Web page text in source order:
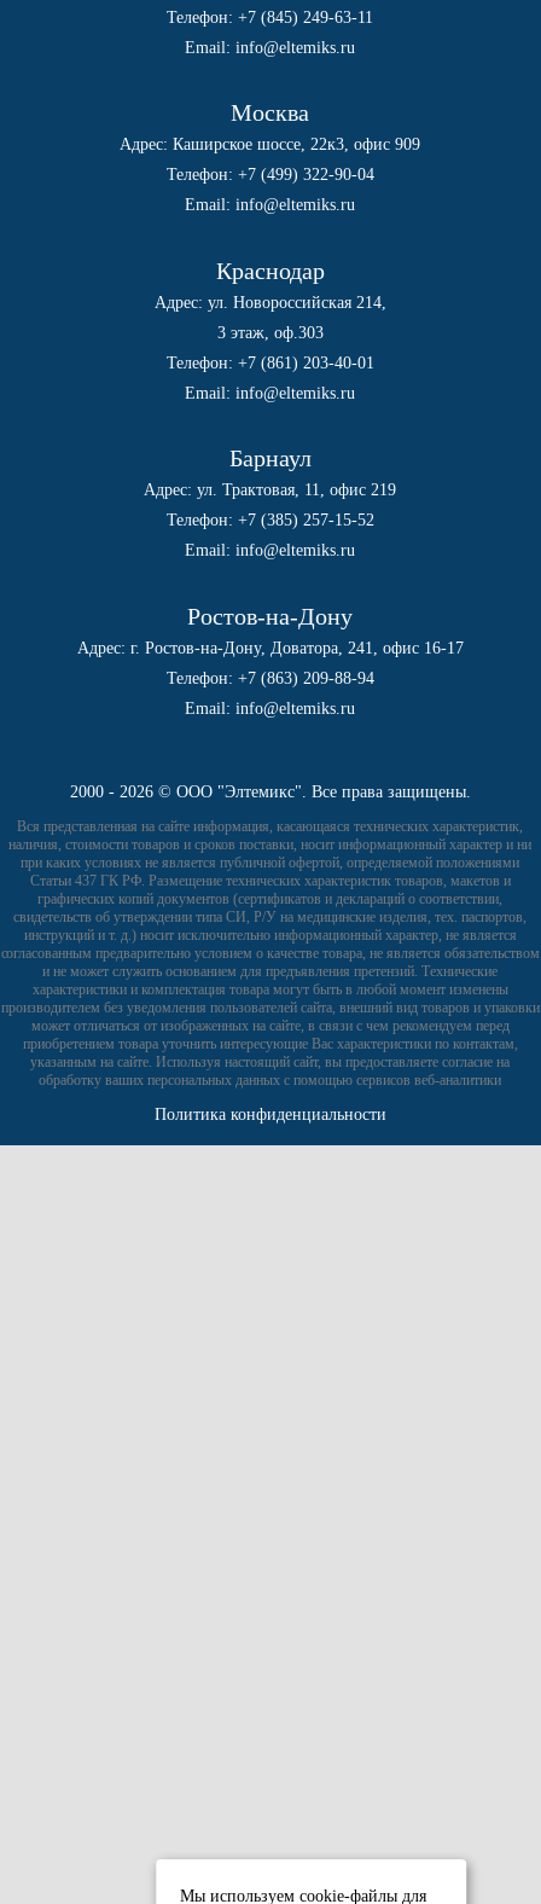
Телефон:+7 (845) 249-63-11
Email:info@eltemiks.ru
Москва
Адрес: Каширское шоссе, 22к3, офис 909
Телефон: +7 (499) 322-90-04
Email:info@eltemiks.ru
Краснодар
Адрес: ул. Новороссийская 214,
3 этаж, оф.303
Телефон: +7 (861) 203-40-01
Email:info@eltemiks.ru
Барнаул
Адрес: ул. Трактовая, 11, офис 219
Телефон: +7 (385) 257-15-52
Email:info@eltemiks.ru
Ростов-на-Дону
Адрес: г. Ростов-на-Дону, Доватора, 241, офис 16-17
Телефон: +7 (863) 209-88-94
Email:info@eltemiks.ru
2000 - 2026 © ООО "Элтемикс". Все права защищены.
Вся представленная на сайте информация, касающаяся технических характеристик,
наличия, стоимости товаров и сроков поставки, носит информационный характер и ни
при каких условиях не является публичной офертой, определяемой положениями
Статьи 437 ГК РФ. Размещение технических характеристик товаров, макетов и
графических копий документов (сертификатов и деклараций о соответствии,
свидетельств об утверждении типа СИ, Р/У на медицинские изделия, тех. паспортов,
инструкций и т. д.) носит исключительно информационный характер, не является
согласованным предварительно условием о качестве товара, не является обязательством
и не может служить основанием для предъявления претензий. Технические
характеристики и комплектация товара могут быть в любой момент изменены
производителем без уведомления пользователей сайта, внешний вид товаров и упаковки
может отличаться от изображенных на сайте, в связи с чем рекомендуем перед
приобретением товара уточнить интересующие Вас характеристики по контактам,
указанным на сайте. Используя настоящий сайт, вы предоставляете согласие на
обработку ваших персональных данных с помощью сервисов веб-аналитики
Политика конфиденциальности
Мы используем cookie-файлы для